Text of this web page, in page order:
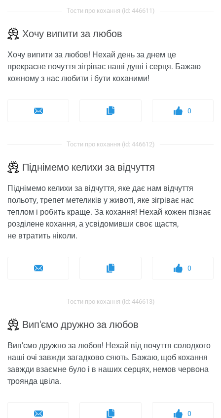
Тости про кохання (id: 446611)
Хочу випити за любов
Хочу випити за любов! Нехай день за днем ​​це
прекрасне почуття зігріває наші душі і серця. Бажаю
кожному з нас любити і бути коханими!
0
Тости про кохання (id: 446612)
Піднімемо келихи за відчуття
Піднімемо келихи за відчуття, яке дає нам відчуття
польоту, трепет метеликів у животі, яке зігріває нас
теплом і робить краще. За кохання! Нехай кожен пізнає
розділене кохання, а усвідомивши своє щастя,
не втратить ніколи.
0
Тости про кохання (id: 446613)
Вип'ємо дружно за любов
Вип'ємо дружно за любов! Нехай від почуття солодкого
наші очі завжди загадково сяють. Бажаю, щоб кохання
завжди взаємне було і в наших серцях, немов червона
троянда цвіла.
0